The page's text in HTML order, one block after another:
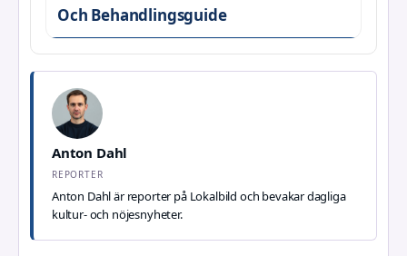
Och Behandlingsguide
Anton Dahl
REPORTER
Anton Dahl är reporter på Lokalbild och bevakar dagliga
kultur- och nöjesnyheter.